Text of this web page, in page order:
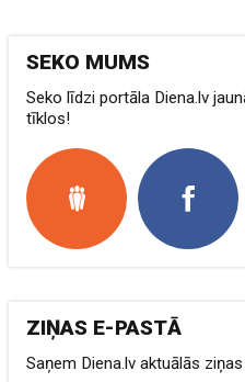
SEKO MUMS
Seko līdzi portāla Diena.lv
tīklos!
ZIŅAS E-PASTĀ
Saņem Diena.lv aktuālās